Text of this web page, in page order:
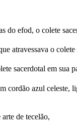
do efod, o colete
atravessava o
sacerdotal em
cordão azul
de tecelão,